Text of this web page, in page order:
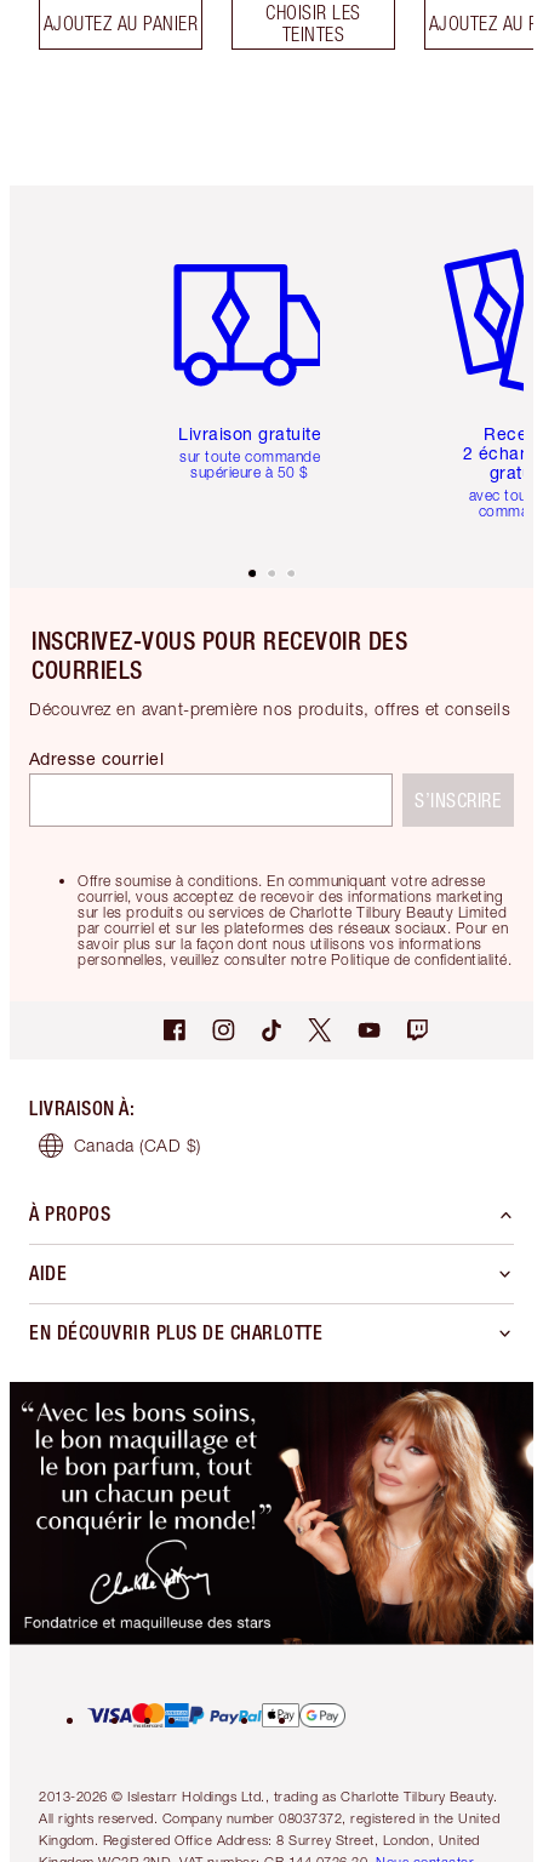
AJOUTEZ AU PANIER
CHOISIR LES
TEINTES
AJOUTEZ AU
Livraison gratuite
sur toute commande
supérieure à 50 $
2
avec
INSCRIVEZ-VOUS POUR RECEVOIR DES
COURRIELS
Découvrez en avant-première nos produits, offres et conseils
Offre soumise à conditions. En communiquant votre adresse
courriel, vous acceptez de recevoir des informations marketing
sur les produits ou services de Charlotte Tilbury Beauty Limited
par courriel et sur les plateformes des réseaux sociaux. Pour en
savoir plus sur la façon dont nous utilisons vos informations
personnelles, veuillez consulter notre Politique de confidentialité.
Adresse courriel
S’INSCRIRE
LIVRAISON À:
Canada (CAD $)
À PROPOS
AIDE
EN DÉCOUVRIR PLUS DE CHARLOTTE
2013-2026 © Islestarr Holdings Ltd., trading as Charlotte Tilbury Beauty.
All rights reserved. Company number 08037372, registered in the United
Kingdom. Registered Office Address: 8 Surrey Street, London, United